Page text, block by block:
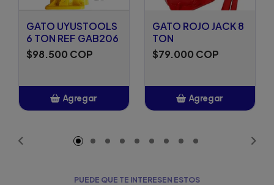
GATO UYUSTOOLS
6 TON REF GAB206
$98.500 COP
Agregar
GATO ROJO JACK 8
TON
$79.000 COP
Agregar
PUEDE QUE TE INTERESEN ESTOS